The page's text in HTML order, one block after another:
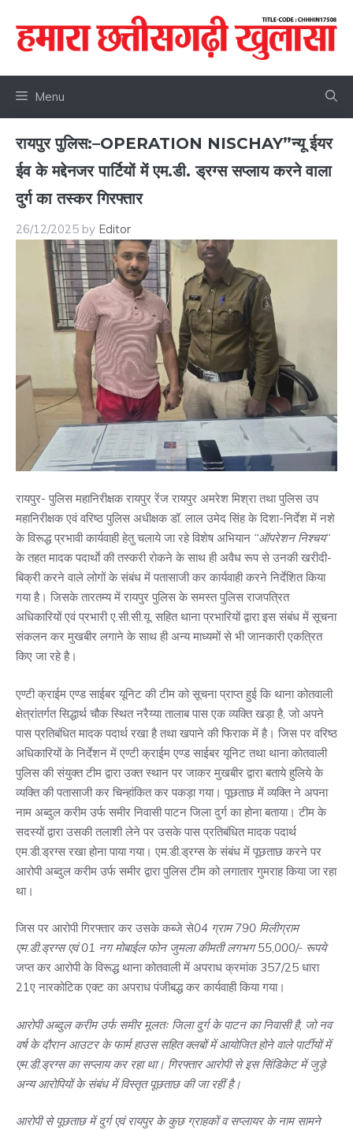
content
Menu
रायपुर पुलिस:–OPERATION NISCHAY”न्यू ईयर
ईव के मद्देनजर पार्टियों में एम.डी. ड्रग्स सप्लाय करने वाला
दुर्ग का तस्कर गिरफ्तार
26/12/2025 by Editor
रायपुर- पुलिस महानिरीक्षक रायपुर रेंज रायपुर अमरेश मिश्रा तथा पुलिस उप
महानिरीक्षक एवं वरिष्ठ पुलिस अधीक्षक डॉ. लाल उमेद सिंह के दिशा-निर्देश में नशे
के विरूद्ध प्रभावी कार्यवाही हेतु चलाये जा रहे विशेष अभियान ‘‘ऑपरेशन निश्चय‘‘
के तहत मादक पदार्थाे की तस्करी रोकने के साथ ही अवैध रूप से उनकी खरीदी-
बिक्री करने वाले लोगों के संबंध में पतासाजी कर कार्यवाही करने निर्देशित किया
गया है। जिसके तारतम्य में रायपुर पुलिस के समस्त पुलिस राजपत्रित
अधिकारियों एवं प्रभारी ए.सी.सी.यू. सहित थाना प्रभारियों द्वारा इस संबंध में सूचना
संकलन कर मुखबीर लगाने के साथ ही अन्य माध्यमों से भी जानकारी एकत्रित
किए जा रहे है।
एण्टी क्राईम एण्ड साईबर यूनिट की टीम को सूचना प्राप्त हुई कि थाना कोतवाली
क्षेत्रांतर्गत सिद्धार्थ चौक स्थित नरैय्या तालाब पास एक व्यक्ति खड़ा है, जो अपने
पास प्रतिबंधित मादक पदार्थ रखा है तथा खपाने की फिराक में है। जिस पर वरिष्ठ
अधिकारियों के निर्देशन में एण्टी क्राईम एण्ड साईबर यूनिट तथा थाना कोतवाली
पुलिस की संयुक्त टीम द्वारा उक्त स्थान पर जाकर मुखबीर द्वारा बताये हुलिये के
व्यक्ति की पतासाजी कर चिन्हांकित कर पकड़ा गया। पूछताछ में व्यक्ति ने अपना
नाम अब्दुल करीम उर्फ समीर निवासी पाटन जिला दुर्ग का होना बताया। टीम के
सदस्यों द्वारा उसकी तलाशी लेने पर उसके पास प्रतिबंधित मादक पदार्थ
एम.डी.ड्रग्स रखा होना पाया गया। एम.डी.ड्रग्स के संबंध में पूछताछ करने पर
आरोपी अब्दुल करीम उर्फ समीर द्वारा पुलिस टीम को लगातार गुमराह किया जा रहा
था।
जिस पर आरोपी गिरफ्तार कर उसके कब्जे से04 ग्राम 790 मिलीग्राम
एम.डी.ड्रग्स एवं 01 नग मोबाईल फोन जुमला कीमती लगभग 55,000/- रूपये
जप्त कर आरोपी के विरूद्ध थाना कोतवाली में अपराध क्रमांक 357/25 धारा
21ए नारकोटिक एक्ट का अपराध पंजीबद्ध कर कार्यवाही किया गया।
आरोपी अब्दुल करीम उर्फ समीर मूलतः जिला दुर्ग के पाटन का निवासी है, जो नव
वर्ष के दौरान आउटर के फार्म हाउस सहित क्लबों में आयोजित होने वाले पार्टीयों में
एम.डी.ड्रग्स का सप्लाय कर रहा था। गिरफ्तार आरोपी से इस सिंडिकेट में जुड़े
अन्य आरोपियों के संबंध में विस्तृत पूछताछ की जा रहीं है।
आरोपी से पूछताछ में दुर्ग एवं रायपुर के कुछ ग्राहकों व सप्लायर के नाम सामने